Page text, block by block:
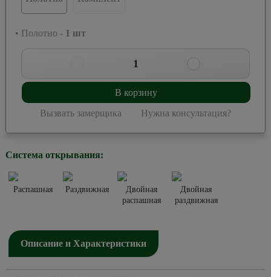
• Полотно - 1 шт
1
В корзину
Вызвать замерщика Нужна консультация?
Система открывания:
Распашная Раздвижная
Двойная
распашная
Двойная
раздвижная
Описание и Характеристики